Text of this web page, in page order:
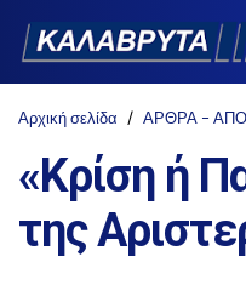
Αρχική σελίδα ΑΡΘΡΑ -
«Κρίση ή
της